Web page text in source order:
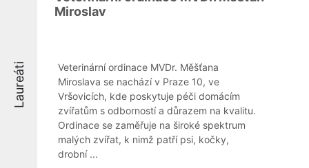
Laureáti
Miroslav
Veterinární ordinace MVDr. Měšťana
Miroslava se nachází v Praze 10, ve
Vršovicích, kde poskytuje péči domácím
zvířatům s odborností a důrazem na kvalitu.
Ordinace se zaměřuje na široké spektrum
malých zvířat, k nimž patří psi, kočky,
drobní ...